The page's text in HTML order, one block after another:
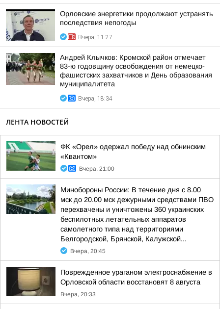
Орловские энергетики продолжают устранять
последствия непогоды
Вчера, 11:27
Андрей Клычков: Кромской район отмечает
83-ю годовщину освобождения от немецко-
фашистских захватчиков и День образования
муниципалитета
Вчера, 18:34
ЛЕНТА НОВОСТЕЙ
ФК «Орел» одержал победу над обнинским
«Квантом»
Вчера, 21:00
Минобороны России: В течение дня с 8.00
мск до 20.00 мск дежурными средствами ПВО
перехвачены и уничтожены 360 украинских
беспилотных летательных аппаратов
самолетного типа над территориями
Белгородской, Брянской, Калужской...
Вчера, 20:45
Поврежденное ураганом электроснабжение в
Орловской области восстановят 8 августа
Вчера, 20:33